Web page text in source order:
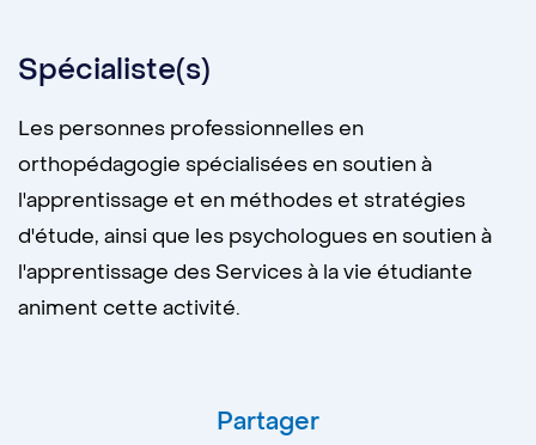
Spécialiste(s)
Les personnes professionnelles en
orthopédagogie spécialisées en soutien à
l'apprentissage et en méthodes et stratégies
d'étude, ainsi que les psychologues en soutien à
l'apprentissage des Services à la vie étudiante
animent cette activité.
Partager